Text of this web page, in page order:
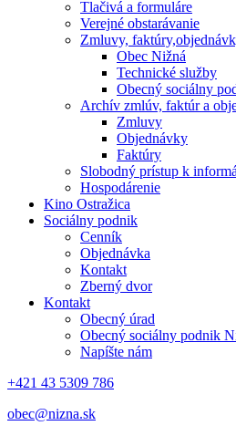
Tlačivá a formuláre
Verejné obstarávanie
Zmluvy,
Obec Nižná
Technické služby
Obecný sociálny
Archív zmlúv, faktúr a
Zmluvy
Objednávky
Faktúry
Slobodný prístup k
Hospodárenie
Kino Ostražica
Sociálny podnik
Cenník
Objednávka
Kontakt
Zberný dvor
Kontakt
Obecný úrad
Obecný sociálny podnik
Napíšte nám
+421 43 5309 786
obec@nizna.sk